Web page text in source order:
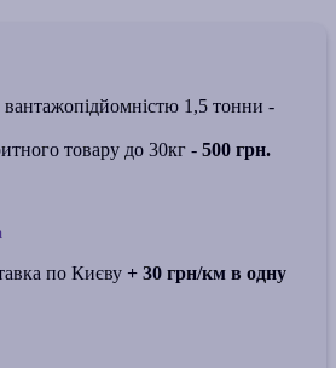
вантажопідйомністю 1,5 тонни -
товару до 30кг - 500 грн.
по Києву + 30 грн/км в одну